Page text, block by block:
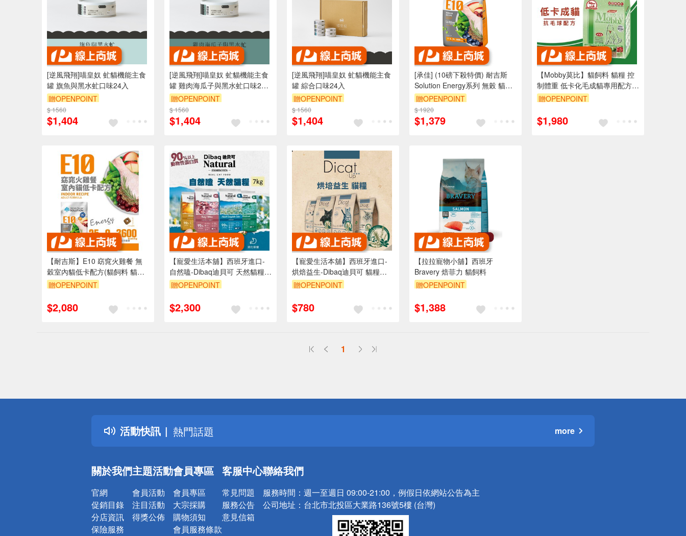
[逆風飛翔]喵皇奴 虻貓機能主食
罐 旗魚與黑水虻口味24入
贈OPENPOINT
$ 1560
$1,404
[逆風飛翔]喵皇奴 虻貓機能主食
罐 雞肉海瓜子與黑水虻口味24
入
贈OPENPOINT
$ 1560
$1,404
[逆風飛翔]喵皇奴 虻貓機能主食
罐 綜合口味24入
贈OPENPOINT
$ 1560
$1,404
[承佳] (10磅下殺特價) 耐吉斯
Solution Energy系列 無榖 貓飼
料 E10火雞室內貓低卡配方 貓
糧 熟齡貓
贈OPENPOINT
$ 1920
$1,379
【Mobby莫比】貓飼料 貓糧 控
制體重 低卡化毛成貓專用配方
7.5kg
贈OPENPOINT
$1,980
【耐吉斯】E10 窈窕火雞餐 無
穀室內貓低卡配方(貓飼料 貓糧
貓食)10LB(4.54KG)
贈OPENPOINT
$2,080
【寵愛生活本舖】西班牙進口-
自然嗑-Dibaq迪貝可 天然貓糧
7kg 迪貝可
贈OPENPOINT
$2,300
【寵愛生活本舖】西班牙進口-
烘焙益生-Dibaq迪貝可 貓糧
3kg/14kg 迪貝可
贈OPENPOINT
$780
【拉拉寵物小舖】西班牙
Bravery 焙菲力 貓飼料
贈OPENPOINT
（運費不算在 2000 元的範圍
$1,388
1
活動快訊
詐騙網頁！請小心！
得獎公告
熱門話題
銀行優惠
詐騙網頁！請小心！
more
關於我們
官網
促銷目錄
分店資訊
保險服務
主題活動
會員活動
注目活動
得獎公佈
會員專區
會員專區
大宗採購
購物須知
會員服務條款
客服中心
常見問題
服務公告
意見信箱
聯絡我們
服務時間： 週一至週日 09:00-21:00，例假日依網站公告為主
公司地址： 台北市北投區大業路136號5樓 (台灣)